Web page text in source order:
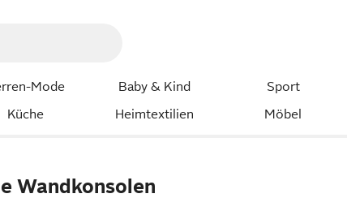
Mode Baby & Kind Sport
Küche Heimtextilien Möbel
Wandkonsolen